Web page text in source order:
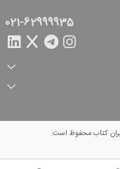
021-62999935
کتاب محفوظ است.